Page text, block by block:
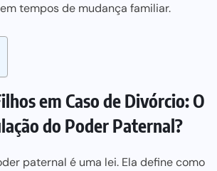
tempos de mudança familiar.
em Caso de Divórcio: O
do Poder Paternal?
paternal é uma lei. Ela define como